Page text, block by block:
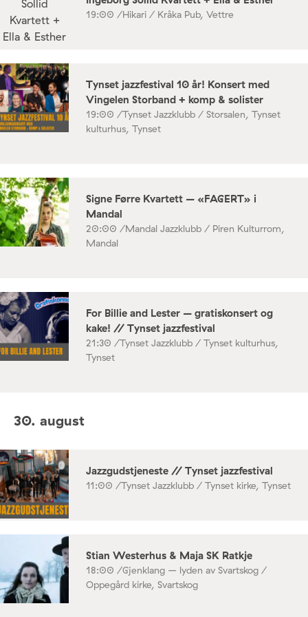
19:00 /Hikari / Kråka Pub, Vettre
Tynset jazzfestival 10 år! Konsert med
Vingelen Storband + komp & solister
19:00 /Tynset Jazzklubb / Storsalen, Tynset
kulturhus, Tynset
Signe Førre Kvartett – «FAGERT» i
Mandal
20:00 /Mandal Jazzklubb / Piren Kulturrom,
Mandal
For Billie and Lester – gratiskonsert og
kake! // Tynset jazzfestival
21:30 /Tynset Jazzklubb / Tynset kulturhus,
Tynset
30. august
Jazzgudstjeneste // Tynset jazzfestival
11:00 /Tynset Jazzklubb / Tynset kirke, Tynset
Stian Westerhus & Maja SK Ratkje
18:00 /Gjenklang – lyden av Svartskog /
Oppegård kirke, Svartskog